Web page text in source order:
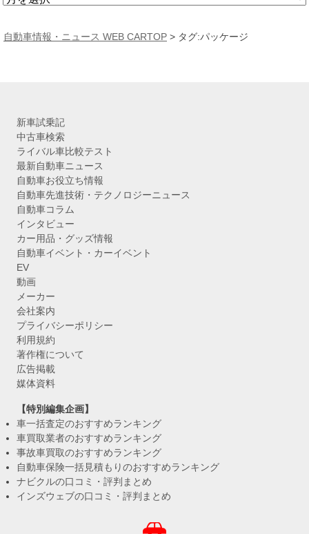
カ
自動車情報・ニュース WEB CARTOP > タグ:パッケージ
新車試乗記
中古車検索
ライバル車比較テスト
最新自動車ニュース
自動車お役立ち情報
自動車先進技術・テクノロジーニュース
自動車コラム
インタビュー
カー用品・グッズ情報
自動車イベント・カーイベント
EV
動画
メーカー
会社案内
プライバシーポリシー
利用規約
著作権について
広告掲載
媒体資料
【特別編集企画】
車一括査定のおすすめランキング
車買取業者のおすすめランキング
事故車買取のおすすめランキング
自動車保険一括見積もりのおすすめランキング
ナビクルの口コミ・評判まとめ
インズウェブの口コミ・評判まとめ